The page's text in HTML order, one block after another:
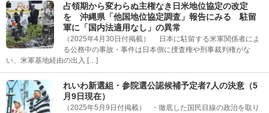
占領期から変わらぬ主権なき日米地位協定の改定
を 沖縄県「他国地位協定調査」報告にみる 駐留
軍に「国内法適用なし」の異常
（2025年4月30日付掲載） 日本に駐留する米軍関係者によ
る公務中の事故・事件は日本側に捜査権や刑事裁判権がな
い、米軍基地経由の出入 […]
れいわ新選組・参院選公認候補予定者7人の決意（5
月9日現在）
（2025年5月9日付掲載） ・徹底した国民目線の政治を取り